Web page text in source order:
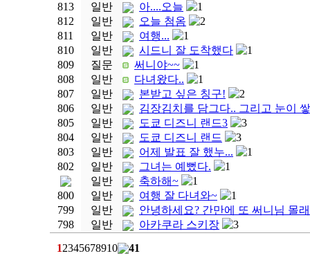
813
일반 아....오늘
1
812
일반 오늘 첨옴
2
811
일반 여행...
1
810
일반 시드니 잘 도착했다
1
809
질문 써니야~~
1
808
일반 다녀왔다..
1
807
일반 본받고 싶은 칭구!
2
806
일반
김장김치를 담그다.. 그리고 눈이
805
일반 도쿄 디즈니 랜드3
3
804
일반 도쿄 디즈니 랜드
3
803
일반 어제 발표 잘 했누...
1
802
일반 그녀는 예뻤다.
1
일반
축하해~
1
800
일반 여행 잘 다녀와~
1
799
일반
안녕하세요? 간만에 또 써니님 몰
798
일반 아카쿠라 스키장
3
12345678910 41